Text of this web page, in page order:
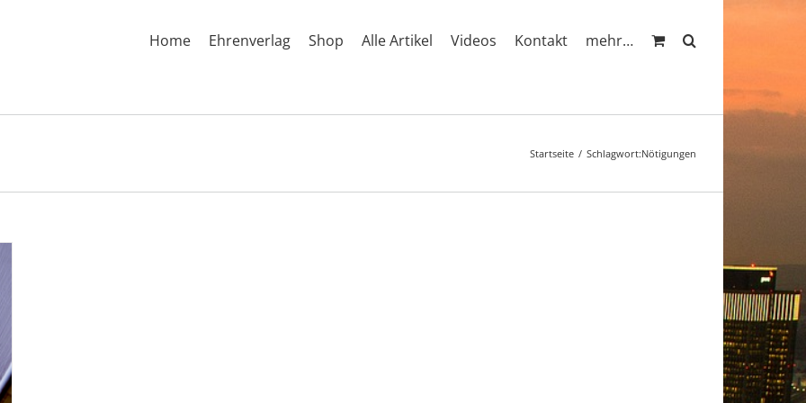
Home Ehrenverlag Shop Alle Artikel Videos Kontakt mehr…
Startseite Schlagwort:Nötigungen